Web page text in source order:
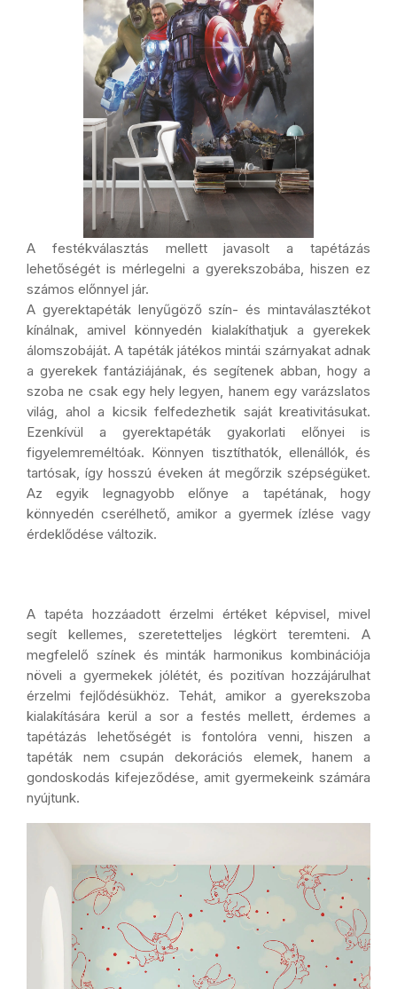
A festékválasztás mellett javasolt a tapétázás
lehetőségét is mérlegelni a gyerekszobába, hiszen ez
számos előnnyel jár.
A gyerektapéták lenyűgöző szín- és mintaválasztékot
kínálnak, amivel könnyedén kialakíthatjuk a gyerekek
álomszobáját. A tapéták játékos mintái szárnyakat adnak
a gyerekek fantáziájának, és segítenek abban, hogy a
szoba ne csak egy hely legyen, hanem egy varázslatos
világ, ahol a kicsik felfedezhetik saját kreativitásukat.
Ezenkívül a gyerektapéták gyakorlati előnyei is
figyelemreméltóak. Könnyen tisztíthatók, ellenállók, és
tartósak, így hosszú éveken át megőrzik szépségüket.
Az egyik legnagyobb előnye a tapétának, hogy
könnyedén cserélhető, amikor a gyermek ízlése vagy
érdeklődése változik.
A tapéta hozzáadott érzelmi értéket képvisel, mivel
segít kellemes, szeretetteljes légkört teremteni. A
megfelelő színek és minták harmonikus kombinációja
növeli a gyermekek jólétét, és pozitívan hozzájárulhat
érzelmi fejlődésükhöz. Tehát, amikor a gyerekszoba
kialakítására kerül a sor a festés mellett, érdemes a
tapétázás lehetőségét is fontolóra venni, hiszen a
tapéták nem csupán dekorációs elemek, hanem a
gondoskodás kifejeződése, amit gyermekeink számára
nyújtunk.